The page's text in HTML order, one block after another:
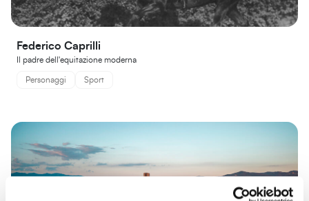
Federico Caprilli
Il padre dell'equitazione moderna
Personaggi Sport